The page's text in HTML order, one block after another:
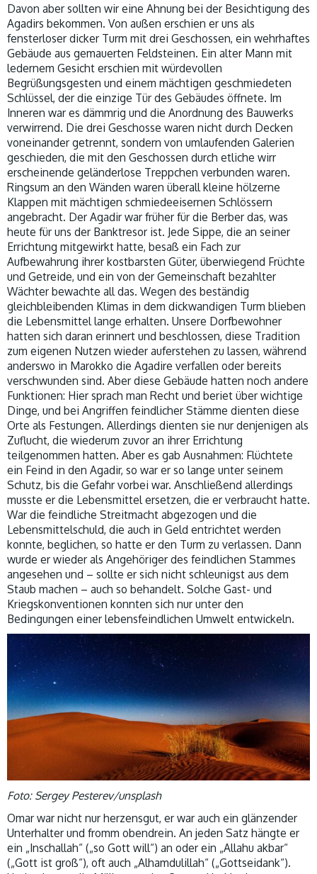
Davon aber sollten wir eine Ahnung bei der Besichtigung des
Agadirs bekommen. Von außen erschien er uns als
fensterloser dicker Turm mit drei Geschossen, ein wehrhaftes
Gebäude aus gemauerten Feldsteinen. Ein alter Mann mit
ledernem Gesicht erschien mit würdevollen
Begrüßungsgesten und einem mächtigen geschmiedeten
Schlüssel, der die einzige Tür des Gebäudes öffnete. Im
Inneren war es dämmrig und die Anordnung des Bauwerks
verwirrend. Die drei Geschosse waren nicht durch Decken
voneinander getrennt, sondern von umlaufenden Galerien
geschieden, die mit den Geschossen durch etliche wirr
erscheinende geländerlose Treppchen verbunden waren.
Ringsum an den Wänden waren überall kleine hölzerne
Klappen mit mächtigen schmiedeeisernen Schlössern
angebracht. Der Agadir war früher für die Berber das, was
heute für uns der Banktresor ist. Jede Sippe, die an seiner
Errichtung mitgewirkt hatte, besaß ein Fach zur
Aufbewahrung ihrer kostbarsten Güter, überwiegend Früchte
und Getreide, und ein von der Gemeinschaft bezahlter
Wächter bewachte all das. Wegen des beständig
gleichbleibenden Klimas in dem dickwandigen Turm blieben
die Lebensmittel lange erhalten. Unsere Dorfbewohner
hatten sich daran erinnert und beschlossen, diese Tradition
zum eigenen Nutzen wieder auferstehen zu lassen, während
anderswo in Marokko die Agadire verfallen oder bereits
verschwunden sind. Aber diese Gebäude hatten noch andere
Funktionen: Hier sprach man Recht und beriet über wichtige
Dinge, und bei Angriffen feindlicher Stämme dienten diese
Orte als Festungen. Allerdings dienten sie nur denjenigen als
Zuflucht, die wiederum zuvor an ihrer Errichtung
teilgenommen hatten. Aber es gab Ausnahmen: Flüchtete
ein Feind in den Agadir, so war er so lange unter seinem
Schutz, bis die Gefahr vorbei war. Anschließend allerdings
musste er die Lebensmittel ersetzen, die er verbraucht hatte.
War die feindliche Streitmacht abgezogen und die
Lebensmittelschuld, die auch in Geld entrichtet werden
konnte, beglichen, so hatte er den Turm zu verlassen. Dann
wurde er wieder als Angehöriger des feindlichen Stammes
angesehen und – sollte er sich nicht schleunigst aus dem
Staub machen – auch so behandelt. Solche Gast- und
Kriegskonventionen konnten sich nur unter den
Bedingungen einer lebensfeindlichen Umwelt entwickeln.
Foto: Sergey Pesterev/unsplash
Omar war nicht nur herzensgut, er war auch ein glänzender
Unterhalter und fromm obendrein. An jeden Satz hängte er
ein „Inschallah“ („so Gott will“) an oder ein „Allahu akbar“
(„Gott ist groß“), oft auch „Alhamdulillah“ („Gottseidank“).